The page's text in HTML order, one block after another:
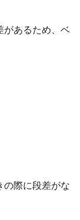
があるため、ベ
の際に段差がな